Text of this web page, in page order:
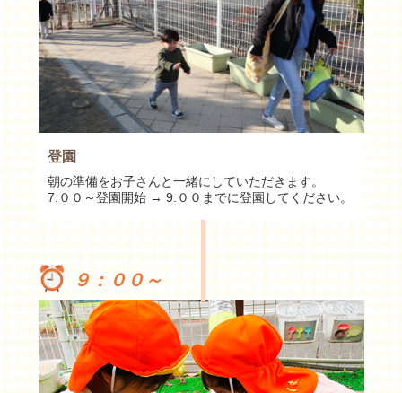
登園
朝の準備をお子さんと一緒にしていただきます。
7:００～登園開始 → 9:００までに登園してください。
９：００～